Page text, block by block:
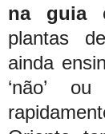
na guiae
plantas
ainda
‘não’